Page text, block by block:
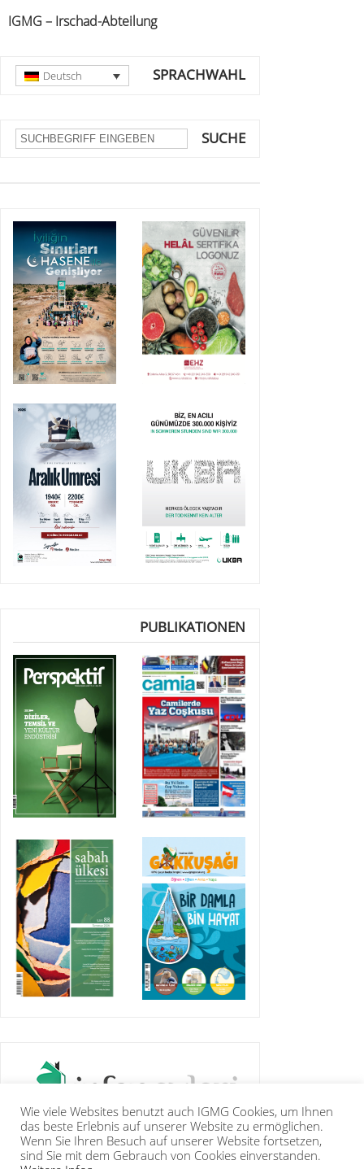
IGMG – Irschad-Abteilung
SPRACHWAHL
Deutsch
SUCHE
PUBLIKATIONEN
Wie viele Websites benutzt auch IGMG Cookies, um Ihnen
das beste Erlebnis auf unserer Website zu ermöglichen.
Wenn Sie Ihren Besuch auf unserer Website fortsetzen,
sind Sie mit dem Gebrauch von Cookies einverstanden.